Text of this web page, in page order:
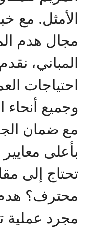
الأمثل. مع
مجال هدم
المباني،
احتياجات
وجميع أنحاء
مع ضمان
بأعلى
تحتاج إلى
محترف؟
مجرد عملية